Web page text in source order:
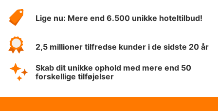
HotelSpecials
Lige nu: Mere end 6.500 unikke hoteltilbud!
2,5 millioner tilfredse kunder i de sidste 20 år
Skab dit unikke ophold med mere end 50
forskellige tilføjelser